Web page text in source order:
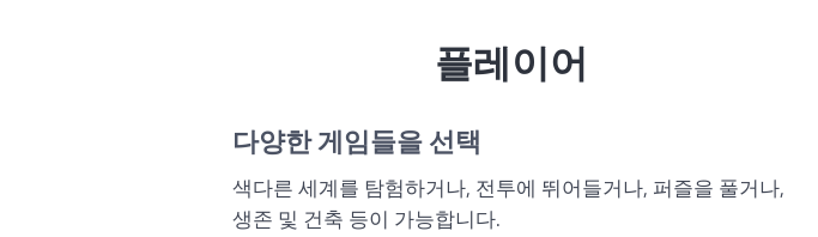
플레이어
다양한 게임들을 선택
색다른 세계를 탐험하거나, 전투에 뛰어들거나, 퍼즐을 풀거나,
생존 및 건축 등이 가능합니다.